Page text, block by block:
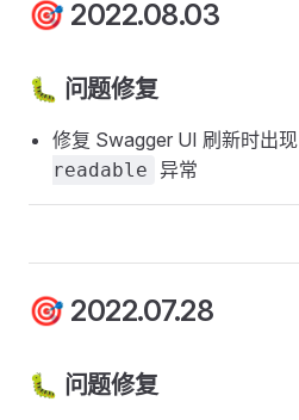
🎯 2022.08.03
🐛 问题修复
修复 Swagger UI 刷新时出现
readable 异常
🎯 2022.07.28
🐛 问题修复